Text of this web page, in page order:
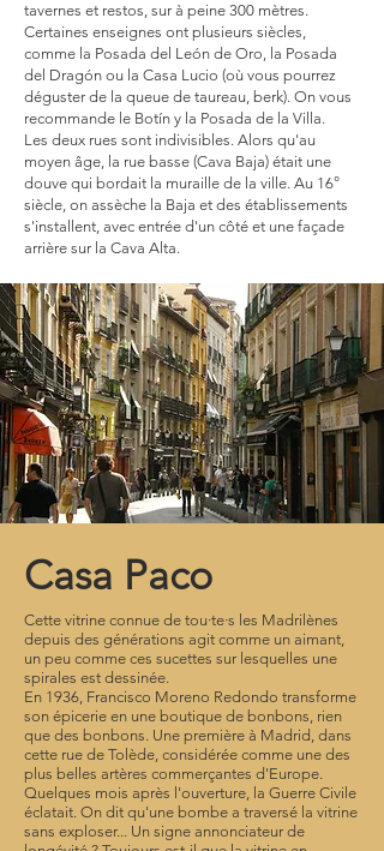
tavernes et restos, sur à peine 300 mètres.
Certaines enseignes ont plusieurs siècles,
comme la Posada del León de Oro, la Posada
del Dragón ou la Casa Lucio (où vous pourrez
déguster de la queue de taureau, berk). On vous
recommande le Botín y la Posada de la Villa.
Les deux rues sont indivisibles. Alors qu'au
moyen âge, la rue basse (Cava Baja) était une
douve qui bordait la muraille de la ville. Au 16°
siècle, on assèche la Baja et des établissements
s'installent, avec entrée d'un côté et une façade
arrière sur la Cava Alta.
Casa Paco
Cette vitrine connue de tou·te·s les Madrilènes
depuis des générations agit comme un aimant,
un peu comme ces sucettes sur lesquelles une
spirales est dessinée.
En 1936, Francisco Moreno Redondo transforme
son épicerie en une boutique de bonbons, rien
que des bonbons. Une première à Madrid, dans
cette rue de Tolède, considérée comme une des
plus belles artères commerçantes d'Europe.
Quelques mois après l'ouverture, la Guerre Civile
éclatait. On dit qu'une bombe a traversé la vitrine
sans exploser... Un signe annonciateur de